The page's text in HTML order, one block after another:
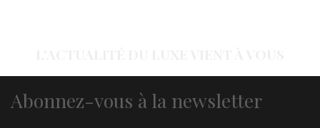
Abonnez-vous à la newsletter